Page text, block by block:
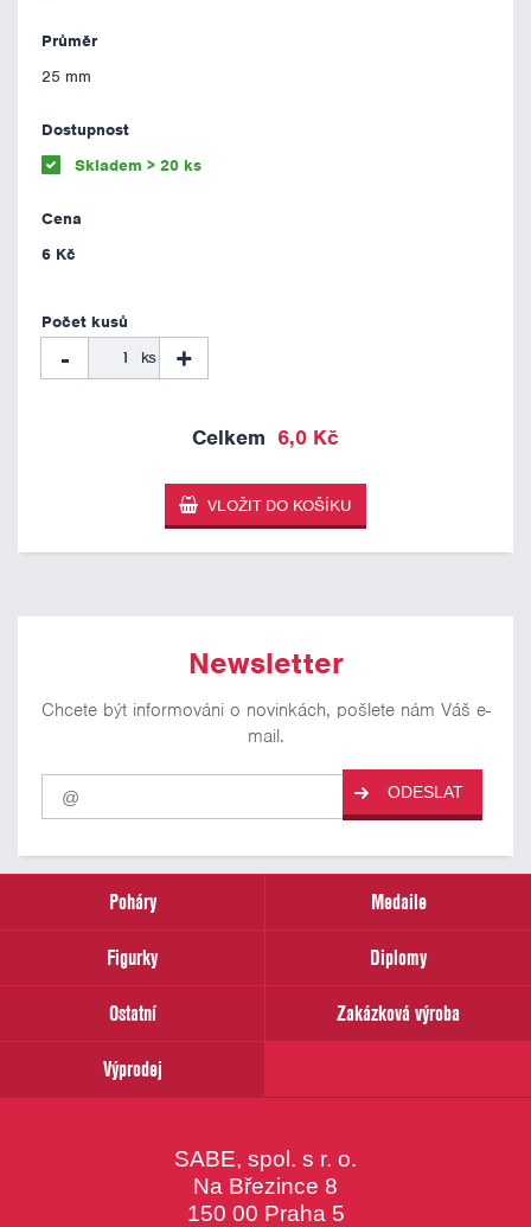
25 mm
Skladem > 20 ks
6 Kč
- ks +
6,0 Kč
Newsletter
Chcete být informováni o novinkách, pošlete nám Váš e-
mail.
odběr
našich
email
ODESLAT
Poháry
Medaile
Figurky
Diplomy
Ostatní
Zakázková výroba
Výprodej
SABE, spol. s r. o.
Na Březince 8
150 00 Praha 5